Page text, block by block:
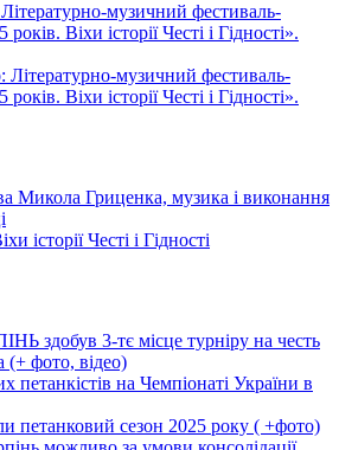
музичний фестиваль-
Віхи історії Честі і Гідності».
музичний фестиваль-
Віхи історії Честі і Гідності».
Микола Гриценка, музика і виконання
історії Честі і Гідності
здобув 3-тє місце турніру на честь
(+ фото, відео)
петанкістів на Чемпіонаті України в
петанковий сезон 2025 року ( +фото)